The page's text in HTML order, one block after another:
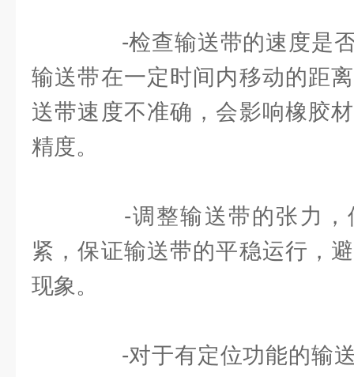
-检查输送带的速度是否
输送带在一定时间内移动的距
送带速度不准确，会影响橡胶
精度。
-调整输送带的张力，
紧，保证输送带的平稳运行，
现象。
-对于有定位功能的输送